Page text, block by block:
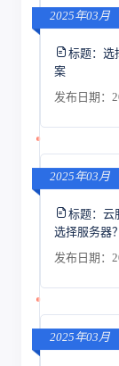
2025年03月
标题： 选
案
发布日期：
2025年03月
标题： 云
选择服务器？
发布日期：
2025年03月